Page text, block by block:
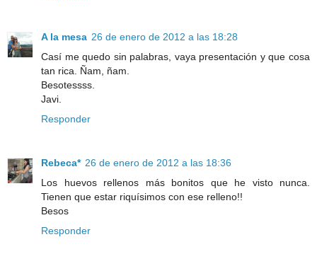
A la mesa 26 de enero de 2012 a las 18:28
Casí me quedo sin palabras, vaya presentación y que cosa
tan rica. Ñam, ñam.
Besotessss.
Javi.
Responder
Rebeca* 26 de enero de 2012 a las 18:36
Los huevos rellenos más bonitos que he visto nunca.
Tienen que estar riquísimos con ese relleno!!
Besos
Responder